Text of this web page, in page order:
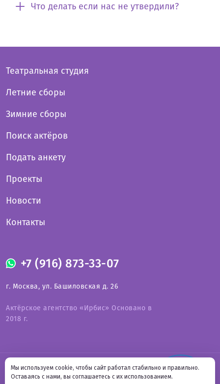
Что делать если нас не утвердили?
+7 (916) 873-33-07
г. Москва, ул. Башиловская д. 26
Актёрское агентство «Ирбис» Основано в
2018 г.
Театральная студия
Летние сборы
Зимние сборы
Поиск актёров
Подать анкету
Проекты
Новости
Контакты
СВЯЗАТЬСЯ С НАМИ
Оферта на предоставление услуг
Политика конфиденциальности
Онлайн-
Мы используем cookie, чтобы сайт работал стабильно и правильно.
Оставаясь с нами, вы соглашаетесь с их использованием.